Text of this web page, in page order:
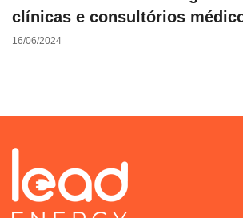
clínicas e consultórios
16/06/2024